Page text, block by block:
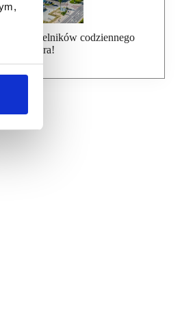
7000 czytelników codziennego
newslettera!